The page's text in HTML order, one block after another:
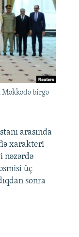
birgə
arasında
xarakteri
nəzərdə
üç
sonra